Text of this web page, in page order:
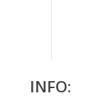
INFO: